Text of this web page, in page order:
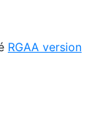
RGAA version